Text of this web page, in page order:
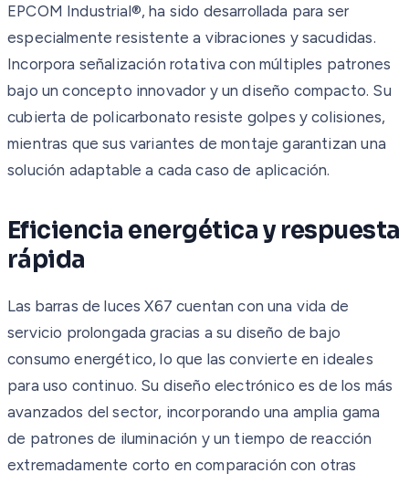
EPCOM Industrial®, ha sido desarrollada para ser
especialmente resistente a vibraciones y sacudidas.
Incorpora señalización rotativa con múltiples patrones
bajo un concepto innovador y un diseño compacto. Su
cubierta de policarbonato resiste golpes y colisiones,
mientras que sus variantes de montaje garantizan una
solución adaptable a cada caso de aplicación.
Eficiencia energética y respuesta
rápida
Las barras de luces X67 cuentan con una vida de
servicio prolongada gracias a su diseño de bajo
consumo energético, lo que las convierte en ideales
para uso continuo. Su diseño electrónico es de los más
avanzados del sector, incorporando una amplia gama
de patrones de iluminación y un tiempo de reacción
extremadamente corto en comparación con otras